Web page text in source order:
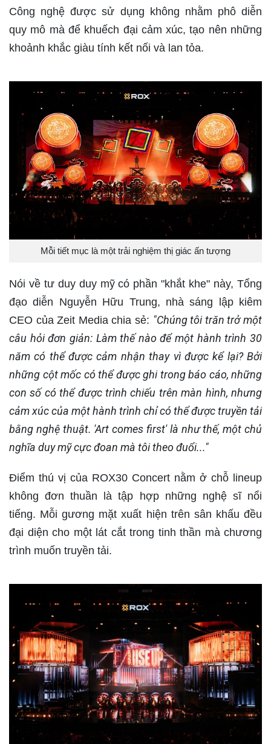
Công nghệ được sử dụng không nhằm phô diễn
quy mô mà để khuếch đại cảm xúc, tạo nên những
khoảnh khắc giàu tính kết nối và lan tỏa.
Mỗi tiết mục là một trải nghiệm thị giác ấn tượng
Nói về tư duy duy mỹ có phần "khắt khe" này, Tổng
đạo diễn Nguyễn Hữu Trung, nhà sáng lập kiêm
CEO của Zeit Media chia sẻ: "Chúng tôi trăn trở một
câu hỏi đơn giản: Làm thế nào để một hành trình 30
năm có thể được cảm nhận thay vì được kể lại? Bởi
những cột mốc có thể được ghi trong báo cáo, những
con số có thể được trình chiếu trên màn hình, nhưng
cảm xúc của một hành trình chỉ có thể được truyền tải
bằng nghệ thuật. 'Art comes first' là như thế, một chủ
nghĩa duy mỹ cực đoan mà tôi theo đuổi..."
Điểm thú vị của ROX30 Concert nằm ở chỗ lineup
không đơn thuần là tập hợp những nghệ sĩ nổi
tiếng. Mỗi gương mặt xuất hiện trên sân khấu đều
đại diện cho một lát cắt trong tinh thần mà chương
trình muốn truyền tải.